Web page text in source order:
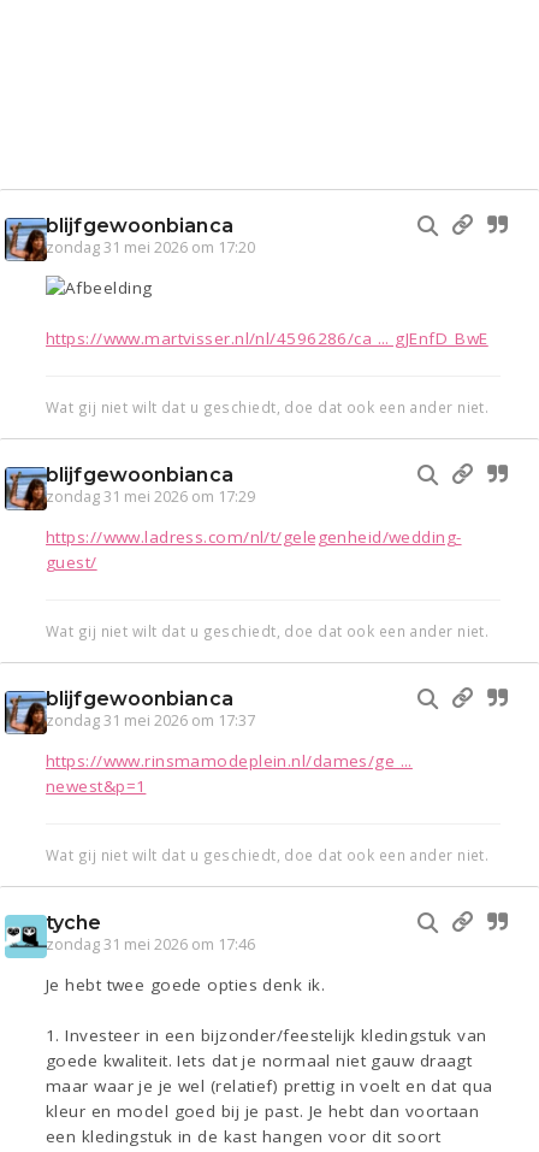
blijfgewoonbianca
zondag 31 mei 2026 om 17:20
https://www.martvisser.nl/nl/4596286/ca ... gJEnfD_BwE
Wat gij niet wilt dat u geschiedt, doe dat ook een ander niet.
blijfgewoonbianca
zondag 31 mei 2026 om 17:29
https://www.ladress.com/nl/t/gelegenheid/wedding-
guest/
Wat gij niet wilt dat u geschiedt, doe dat ook een ander niet.
blijfgewoonbianca
zondag 31 mei 2026 om 17:37
https://www.rinsmamodeplein.nl/dames/ge ...
newest&p=1
Wat gij niet wilt dat u geschiedt, doe dat ook een ander niet.
tyche
zondag 31 mei 2026 om 17:46
Je hebt twee goede opties denk ik.
1. Investeer in een bijzonder/feestelijk kledingstuk van
goede kwaliteit. Iets dat je normaal niet gauw draagt
maar waar je je wel (relatief) prettig in voelt en dat qua
kleur en model goed bij je past. Je hebt dan voortaan
een kledingstuk in de kast hangen voor dit soort